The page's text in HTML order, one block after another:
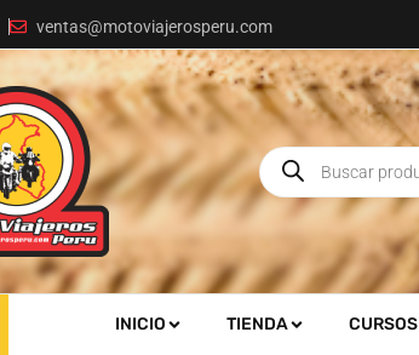
ventas@motoviajerosperu.com
INICIO TIENDA CURSOS